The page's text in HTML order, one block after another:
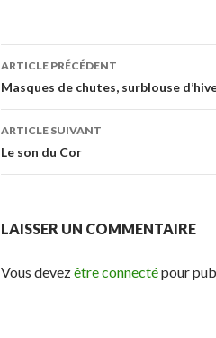
Navigation
des
articles
ARTICLE PRÉCÉDENT
Masques de chutes, surblouse
ARTICLE SUIVANT
Le son du Cor
LAISSER UN COMMENTAIRE
Vous devezêtre connectépour